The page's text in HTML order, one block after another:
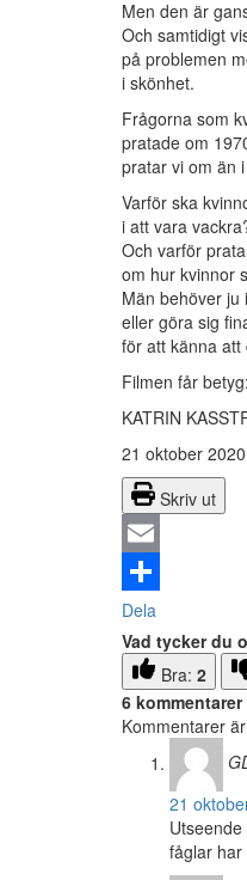
Men den är
Och samtidigt
på problemen
i skönhet.
Frågorna som
pratade om
pratar vi om än
Varför ska
i att vara
Och varför
om hur kvinnor
Män behöver ju
eller göra sig
för att känna att
Filmen får
KATRIN
21 oktober 2020
Skriv ut
Email
Dela
Vad tycker du
Bra: 2
6 kommentarer
Kommentarer
21
fåglar